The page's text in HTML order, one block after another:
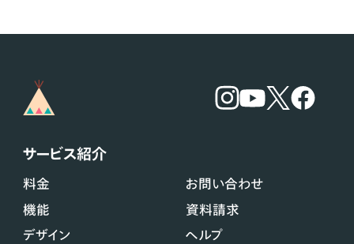
サービス紹介
料金
機能
デザイン
お問い合わせ
資料請求
ヘルプ